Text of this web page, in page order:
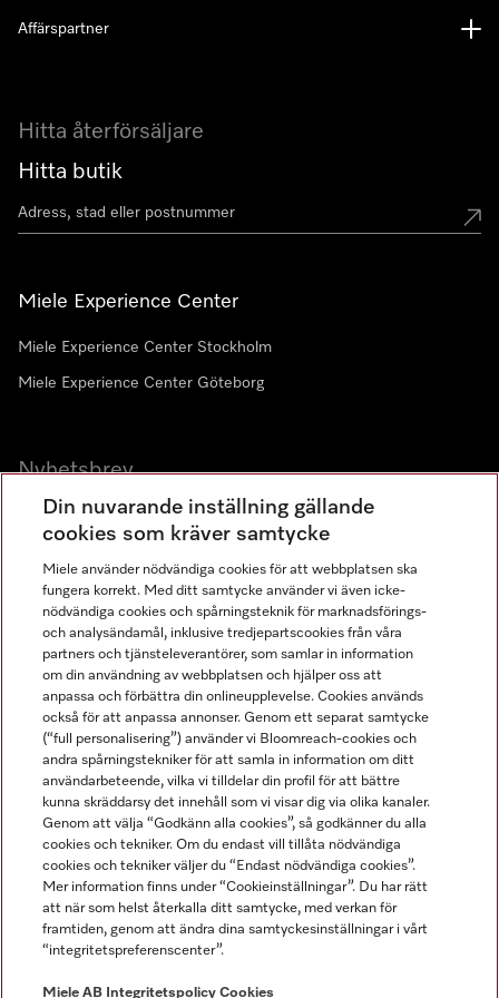
Hitta återförsäljare
Hitta butik
Miele Experience Center
Miele Experience Center Stockholm
Miele Experience Center Göteborg
Nyhetsbrev
Gå med i vår gemenskap
Affärspartner
Miele AB
Allmänna villkor
Användarvillkor
Miele tillgänglighetsförklaring
Lagen om digitala tjänster
Miele på LinkedIn
Miele på Facebook
Miele på Instagram
Miele på Youtube
Din nuvarande inställning gällande
cookies som kräver samtycke
Miele använder nödvändiga cookies för att webbplatsen ska
fungera korrekt. Med ditt samtycke använder vi även icke-
nödvändiga cookies och spårningsteknik för marknadsförings-
och analysändamål, inklusive tredjepartscookies från våra
partners och tjänsteleverantörer, som samlar in information
om din användning av webbplatsen och hjälper oss att
anpassa och förbättra din onlineupplevelse. Cookies används
också för att anpassa annonser. Genom ett separat samtycke
(“full personalisering”) använder vi Bloomreach-cookies och
andra spårningstekniker för att samla in information om ditt
användarbeteende, vilka vi tilldelar din profil för att bättre
kunna skräddarsy det innehåll som vi visar dig via olika kanaler.
Genom att välja “Godkänn alla cookies”, så godkänner du alla
cookies och tekniker. Om du endast vill tillåta nödvändiga
cookies och tekniker väljer du “Endast nödvändiga cookies”.
Mer information finns under “Cookieinställningar”. Du har rätt
att när som helst återkalla ditt samtycke, med verkan för
framtiden, genom att ändra dina samtyckesinställningar i vårt
“integritetspreferenscenter”.
Miele AB Integritetspolicy Cookies